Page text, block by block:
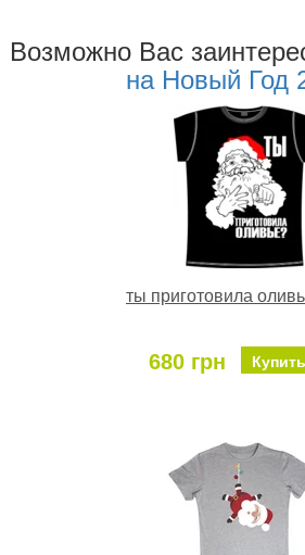
Возможно Ваc
на Новый Год
ты приготовила
680 грн Купить